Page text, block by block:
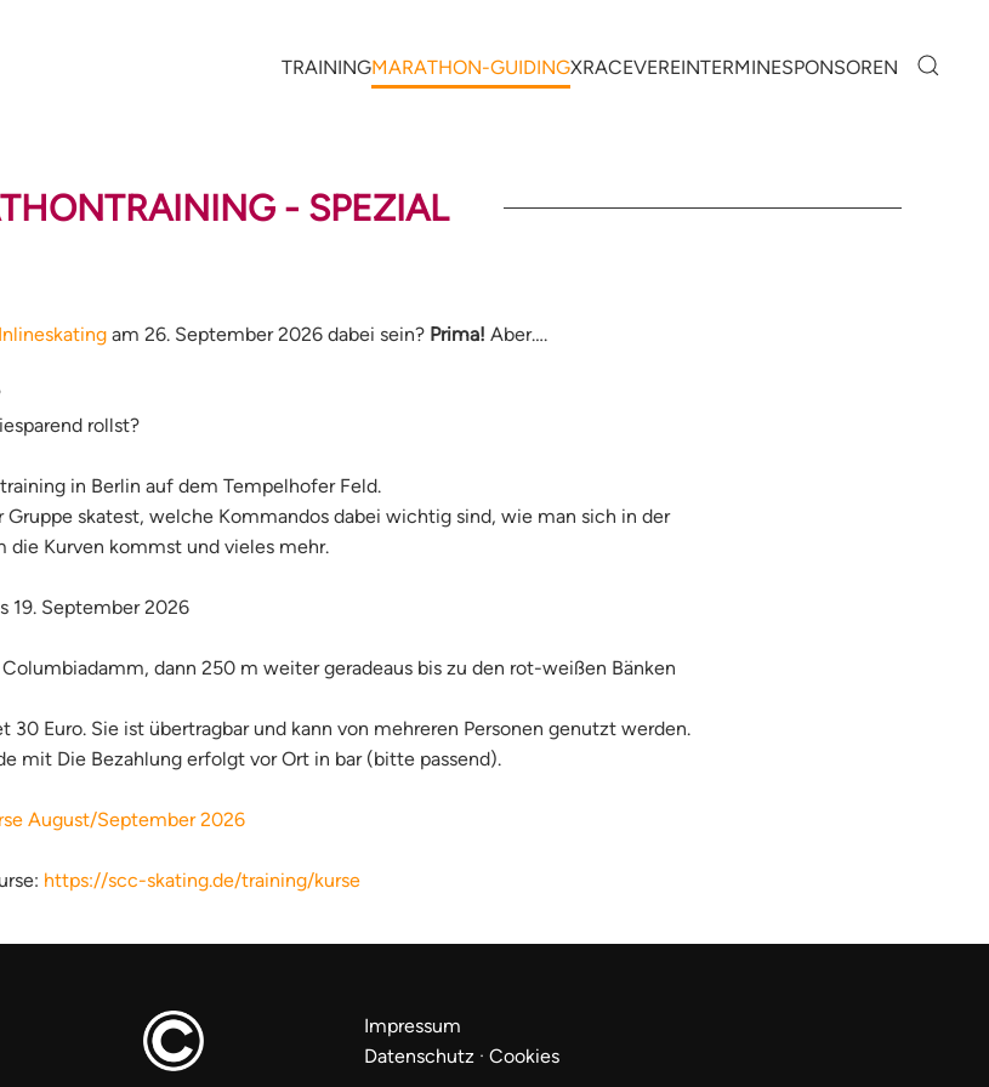
TRAININGMARATHON-GUIDINGXRACEVEREINTERMINESPONSOREN
- SPEZIAL
am 26. September 2026 dabei sein? Prima! Aber….
rollst?
in Berlin auf dem Tempelhofer Feld.
Gruppe skatest, welche Kommandos dabei wichtig sind, wie man sich in der
Kurven kommst und vieles mehr.
19. September 2026
dann 250 m weiter geradeaus bis zu den rot-weißen Bänken
30 Euro. Sie ist übertragbar und kann von mehreren Personen genutzt werden.
mit Die Bezahlung erfolgt vor Ort in bar (bitte passend).
August/September 2026
https://scc-skating.de/training/kurse
Impressum
Datenschutz· Cookies